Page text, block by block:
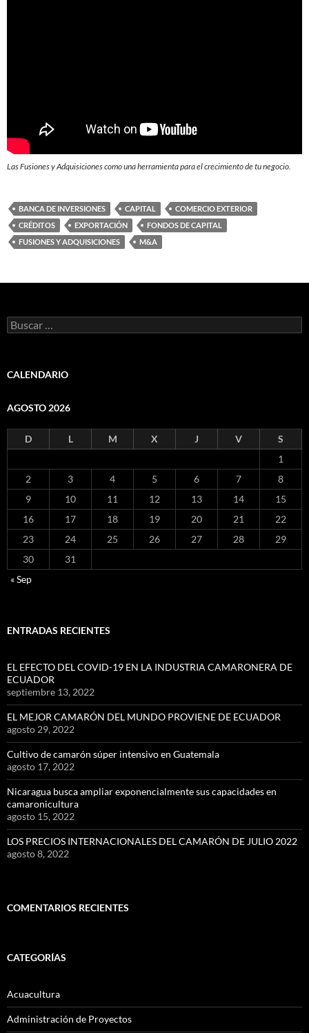
Las Fusiones y Adquisiciones como una herramienta para el crecimiento de tu negocio.
BANCA DE INVERSIONES CAPITAL
COMERCIO EXTERIOR
CRÉDITOS
EXPORTACIÓN
FONDOS DE CAPITAL
FUSIONES Y ADQUISICIONES
M&A
Buscar:
CALENDARIO
AGOSTO 2026
D L M X J V
S
1
2
3 4 5 6 7
8
9
10 11 12 13 14
15
16
17 18 19 20 21
22
23
24 25 26 27 28
29
30
31
« Sep
ENTRADAS RECIENTES
EL EFECTO DEL COVID-19 EN LA INDUSTRIA CAMARONERA DE
ECUADOR
septiembre 13, 2022
EL MEJOR CAMARÓN DEL MUNDO PROVIENE DE ECUADOR
agosto 29, 2022
Cultivo de camarón súper intensivo en Guatemala
agosto 17, 2022
Nicaragua busca ampliar exponencialmente sus capacidades en
camaronicultura
agosto 15, 2022
LOS PRECIOS INTERNACIONALES DEL CAMARÓN DE JULIO 2022
agosto 8, 2022
COMENTARIOS RECIENTES
CATEGORÍAS
Acuacultura
Administración de Proyectos